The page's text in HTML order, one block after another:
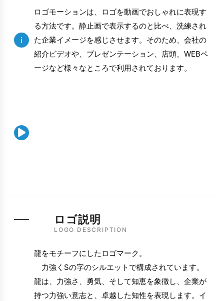
i
ロゴモーションは、ロゴを動画でおしゃれに表現す
る方法です。静止画で表示するのと比べ、洗練され
た企業イメージを感じさせます。そのため、会社の
紹介ビデオや、プレゼンテーション、店頭、WEBペ
ージなど様々なところで利用されております。

LOGO DESCRIPTION
ロゴ説明
龍をモチーフにしたロゴマーク。
力強くSの字のシルエットで構成されています。
龍は、力強さ、勇気、そして知恵を象徴し、企業が
持つ力強い意志と、卓越した知性を表現します。イ